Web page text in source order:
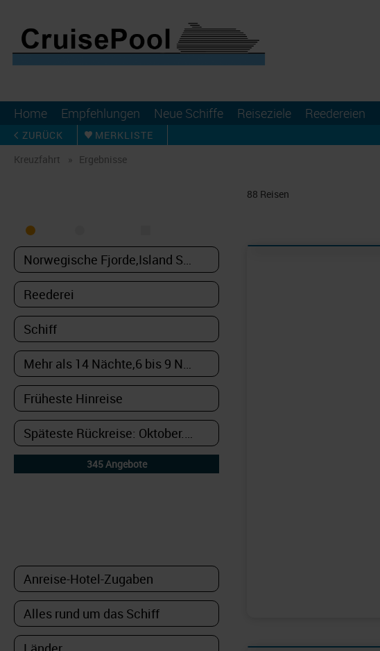
Home Empfehlungen Neue Schiffe Reiseziele Reedereien
ZURÜCK
MERKLISTE
Kreuzfahrt
Ergebnisse
88 Reisen